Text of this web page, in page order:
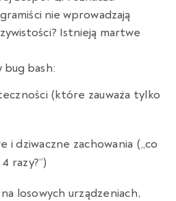
nie wprowadzają
Istnieją martwe
bash:
(które zauważa tylko
i dziwaczne zachowania („co
razy?”)
losowych urządzeniach,